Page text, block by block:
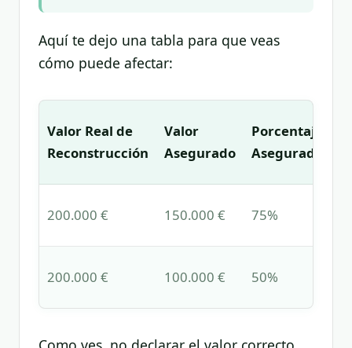
Aquí te dejo una tabla para que veas
cómo puede afectar:
Valor Real de
Reconstrucción
Valor
Asegurado
Porcentaje
Asegurado
200.000 € 150.000 € 75%
200.000 € 100.000 € 50%